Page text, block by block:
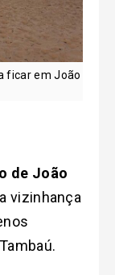
ficar em João
de João
vizinhança